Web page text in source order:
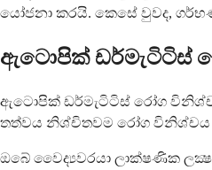
යෝජනා කරයි. කෙසේ වුවද,
ඇටොපික් ඩර්මැටිටිස්
ඇටොපික් ඩර්මැටිටිස් රෝග
තත්වය නිශ්චිතවම රෝග විනිශ්චය
ඔබේ වෛද්‍යවරයා ලාක්ෂණික